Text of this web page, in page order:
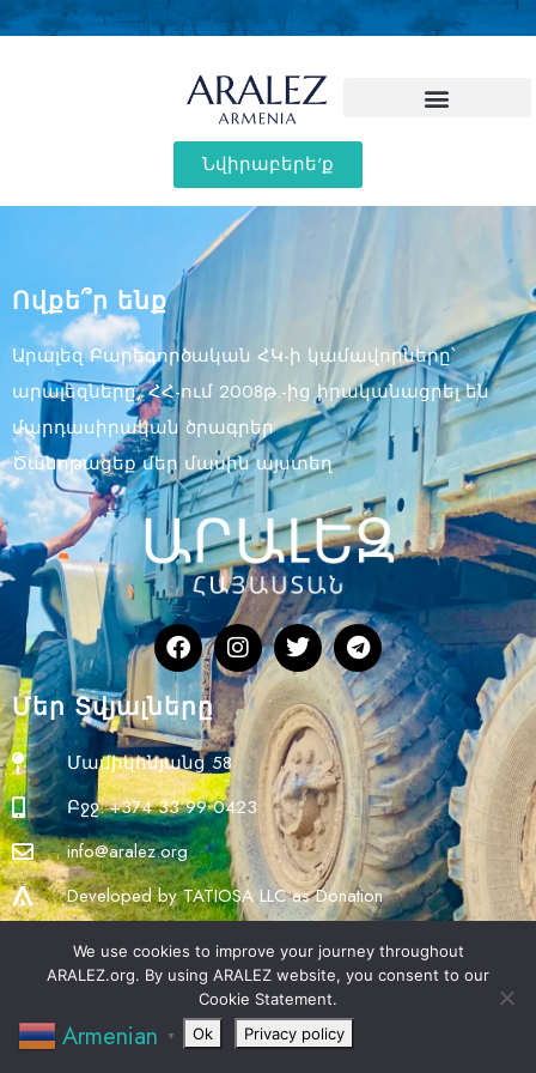
Նվիրաբերե'ք
Ովքե՞ր ենք
Արալեզ Բարեգործական ՀԿ-ի կամավորները՝
արալեզները, ՀՀ-ում 2008թ.-ից իրականացրել են
մարդասիրական ծրագրեր
Ծանոթացեք մեր մասին այստեղ
Մեր Տվյալները
Մամիկոնյանց 58
Բջջ. +374 33 99 0423
info@aralez.org
Developed by TATIOSA LLC as Donation
Armenian ▼
We use cookies to improve your journey throughout
ARALEZ.org. By using ARALEZ website, you consent to our
Cookie Statement.
Ok
Privacy policy